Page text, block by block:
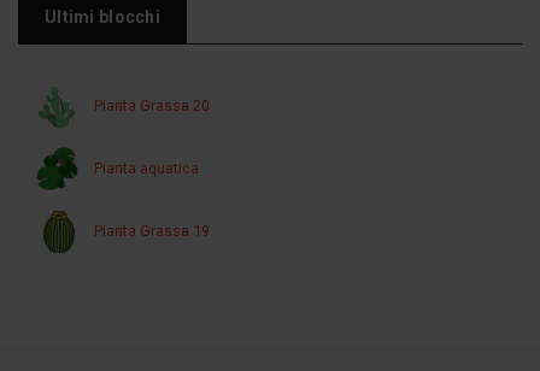
Ultimi blocchi
Pianta Grassa 20
Pianta aquatica
Pianta Grassa 19